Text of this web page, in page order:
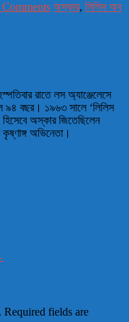
Comments অস্কার, লিলিস অব
রাতে লস অ্যাঞ্জেলেসে
৯৪ বছর। ১৯৬৩ সালে ‘লিলিস
অস্কার জিতেছিলেন
অভিনেতা।
Required fields are